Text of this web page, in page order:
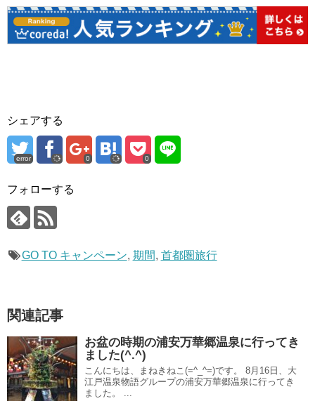
シェアする
error 0 0
フォローする
GO TO キャンペーン, 期間, 首都圏旅行
関連記事
お盆の時期の浦安万華郷温泉に行ってき
ました(^.^)
こんにちは、まねきねこ(=^_^=)です。 8月16日、大
江戸温泉物語グループの浦安万華郷温泉に行ってき
ました。 ...